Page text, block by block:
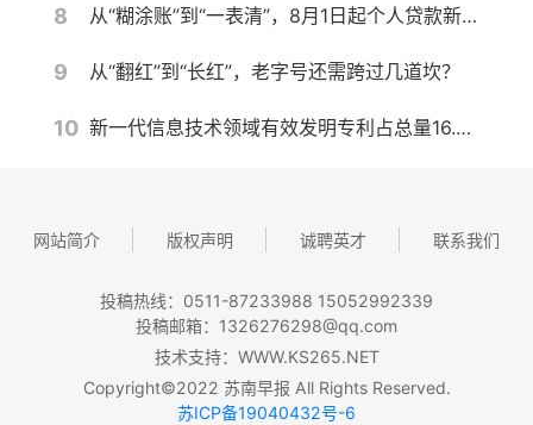
8 从“糊涂账”到“一表清”，8月1日起个人贷款新规实施！对你我有何影响？
9 从“翻红”到“长红”，老字号还需跨过几道坎？
10 新一代信息技术领域有效发明专利占总量16.5%
网站简介 版权声明 诚聘英才 联系我们
投稿热线：0511-87233988 15052992339
投稿邮箱：1326276298@qq.com
技术支持：WWW.KS265.NET
Copyright©2022 苏南早报 All Rights Reserved.
苏ICP备19040432号-6